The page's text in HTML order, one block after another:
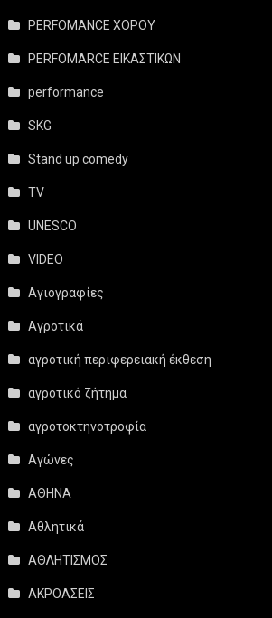
PERFOMANCE ΧΟΡΟΥ
PERFOMARCE ΕΙΚΑΣΤΙΚΩΝ
performance
SKG
Stand up comedy
TV
UNESCO
VIDEO
Αγιογραφίες
Αγροτικά
αγροτική περιφερειακή έκθεση
αγροτικό ζήτημα
αγροτοκτηνοτροφία
Αγώνες
ΑΘΗΝΑ
Αθλητικά
ΑΘΛΗΤΙΣΜΟΣ
ΑΚΡΟΑΣΕΙΣ